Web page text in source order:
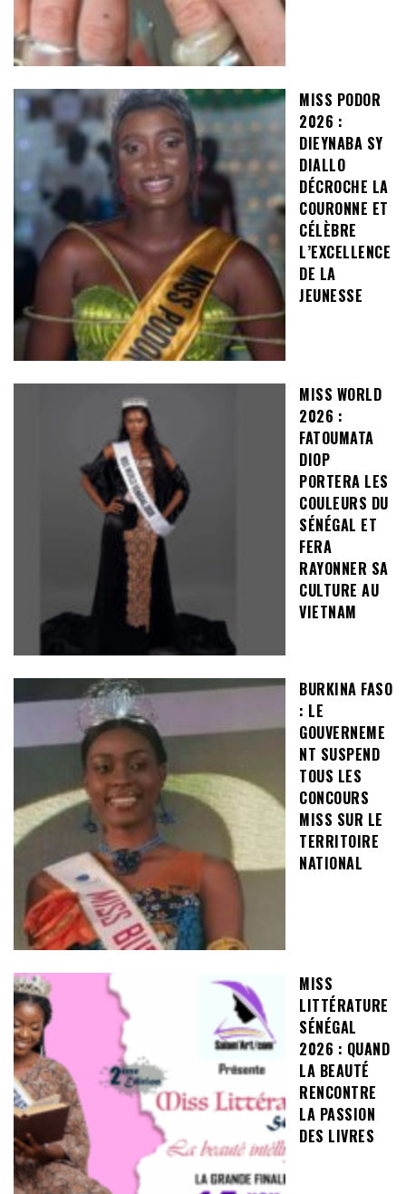
MISS PODOR
2026 :
DIEYNABA SY
DIALLO
DÉCROCHE LA
COURONNE ET
CÉLÈBRE
L’EXCELLENCE
DE LA
JEUNESSE
MISS WORLD
2026 :
FATOUMATA
DIOP
PORTERA LES
COULEURS DU
SÉNÉGAL ET
FERA
RAYONNER SA
CULTURE AU
VIETNAM
BURKINA FASO
: LE
GOUVERNEME
NT SUSPEND
TOUS LES
CONCOURS
MISS SUR LE
TERRITOIRE
NATIONAL
MISS
LITTÉRATURE
SÉNÉGAL
2026 : QUAND
LA BEAUTÉ
RENCONTRE
LA PASSION
DES LIVRES